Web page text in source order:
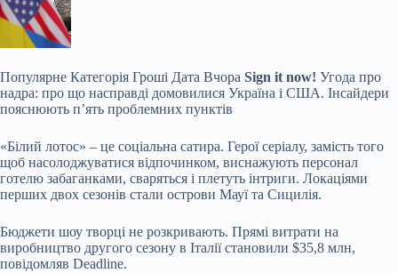
Популярне Категорія Гроші Дата Вчора Sign it now! Угода про
надра: про що насправді домовилися Україна і США. Інсайдери
пояснюють пʼять проблемних пунктів
«Білий лотос» – це соціальна сатира. Герої серіалу, замість того
щоб насолоджуватися відпочинком, виснажують персонал
готелю забаганками, сваряться і плетуть інтриги. Локаціями
перших двох сезонів стали острови Мауї та Сицилія.
Бюджети шоу творці не розкривають. Прямі витрати на
виробництво другого сезону в Італії становили $35,8 млн,
повідомляв Deadline.